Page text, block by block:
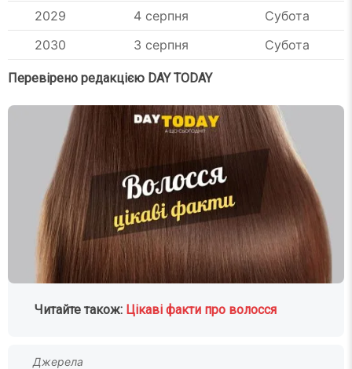
2029
4 серпня
Субота
2030
3 серпня Субота
Перевірено редакцією DAY TODAY
Читайте також: Цікаві факти про волосся